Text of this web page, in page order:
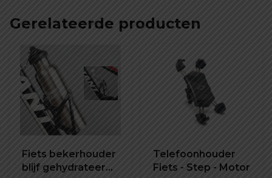
Gerelateerde producten
Fiets bekerhouder
blijf gehydrateerd
Telefoonhouder
Fiets - Step - Motor